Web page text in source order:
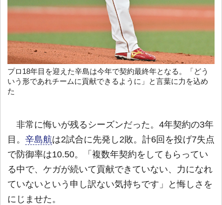
プロ18年目を迎えた辛島は今年で契約最終年となる。「どう
いう形であれチームに貢献できるように」と言葉に力を込め
た
非常に悔いが残るシーズンだった。4年契約の3年
目。 辛島航は2試合に先発し2敗。計6回を投げ7失点
で防御率は10.50。「複数年契約をしてもらってい
る中で、ケガが続いて貢献できていない、力になれ
ていないという申し訳ない気持ちです」と悔しさを
にじませた。